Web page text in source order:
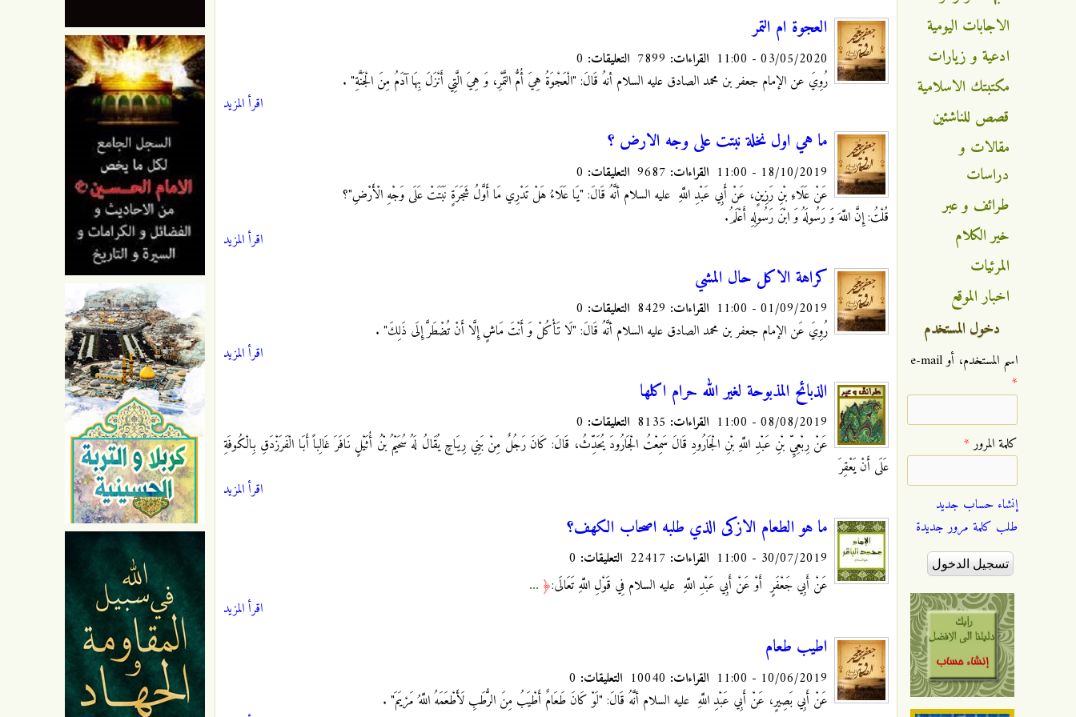
العجوة ام التمر
03/05/2020 - 11:00 القراءات: التعليقات:
رُوِيَ عن الإمام جعفر بن محمد الصادق عليه السلام أنهُ قَالَ: "الْعَجْوَةُ هِيَ أُمُّ التَّمْرِ، وَ هِيَ الَّتِي أَنْزَلَ بِهَا آدَمُ مِنَ الْجَنَّةِ" .
اقرأ المزيد
ما هي اول نخلة نبتت على وجه الارض ؟
18/10/2019 - 11:00 القراءات: التعليقات:
عَنْ عَلَاءِ بْنِ رَزِينٍ، عَنْ أَبِي عَبْدِ اللَّهِ عليه السلام أنَّهُ قَالَ: "يَا عَلَاءُ هَلْ تَدْرِي مَا أَوَّلُ شَجَرَةٍ نَبَتَتْ عَلَى وَجْهِ الْأَرْضِ"؟
قُلْتُ: إِنَّ اللَّهَ وَ رَسُولَهُ وَ ابْنَ رَسُولِهِ أَعْلَمُ.
اقرأ المزيد
كراهة الاكل حال المشي
01/09/2019 - 11:00 القراءات: التعليقات:
رُوِيَ عَن الإمام جعفر بن محمد الصادق عليه السلام أنَّهُ قَالَ: "لَا تَأْكُلْ‏ وَ أَنْتَ مَاشٍ إِلَّا أَنْ تُضْطَرَّ إِلَى ذَلِكَ" .
اقرأ المزيد
الذبائح المذبوحة لغير الله حرام اكلها
08/08/2019 - 11:00 القراءات: التعليقات:
عَنْ رِبْعِيِّ بْنِ عَبْدِ اللَّهِ بْنِ الْجَارُودِ قَالَ سَمِعْتُ الْجَارُودَ يُحَدِّثُ، قَالَ: كَانَ رَجُلٌ مِنْ بَنِي رِيَاحٍ يُقَالُ لَهُ سُحَيْمُ‏ بْنُ أُثَيْلٍ نَافَرَ غَالِباً أَبَا الْفَرَزْدَقِ بِالْكُوفَةِ
عَلَى أَنْ يَعْقِرَ
اقرأ المزيد
ما هو الطعام الازكى الذي طلبه اصحاب الكهف؟
30/07/2019 - 11:00 القراءات: التعليقات:
عَنْ أَبِي جَعْفَرٍ أَوْ عَنْ أَبِي عَبْدِ اللَّهِ عليه السلام‏ فِي قَوْلِ اللَّهِ تَعَالَى‏:﴿ ...
اقرأ المزيد
اطيب طعام
10/06/2019 - 11:00 القراءات: التعليقات:
عَنْ أَبِي بَصِيرٍ، عَنْ أَبِي عَبْدِ اللَّهِ عليه السلام أنَّهُ قَالَ: "لَوْ كَانَ طَعَامٌ أَطْيَبُ مِنَ الرُّطَبِ لَأَطْعَمَهُ اللَّهُ مَرْيَمَ‏" .
الاجابات اليومية
ادعية و زيارات
مكتبتك الاسلامية
قصص للناشئين
مقالات و
دراسات
طرائف و عبر
خير الكلام
المرئيات
اخبار الموقع
دخول المستخدم
‏اسم المستخدم، أو e-mail
*
‏كلمة المرور ‏*
إنشاء حساب جديد
طلب كلمة مرور جديدة